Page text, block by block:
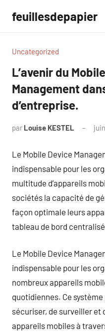
contenu
feuillesdepapier
Uncategorized
L’avenir du
Management
d’entreprise.
par Louise KESTEL
Le Mobile Device
indispensable pour les
multitude d’appareils
sociétés la capacité de
façon optimale leurs
tableau de bord
Le Mobile Device
indispensable pour les
nombreux appareils
quotidiennes. Ce
sécuriser, de surveiller
appareils mobiles à